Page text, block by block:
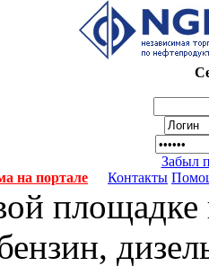
Забыл
на портале
Контакты